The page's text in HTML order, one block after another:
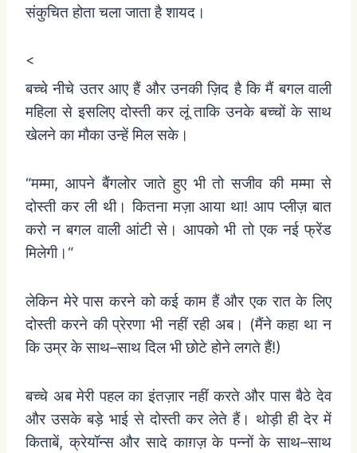
संकुचित होता चला जाता है शायद।
<
बच्चे नीचे उतर आए हैं और उनकी ज़िद है कि मैं बगल वाली
महिला से इसलिए दोस्ती कर लूं ताकि उनके बच्चों के साथ
खेलने का मौका उन्हें मिल सके।
“मम्मा, आपने बैंगलोर जाते हुए भी तो सजीव की मम्मा से
दोस्ती कर ली थी। कितना मज़ा आया था!आप प्लीज़ बात
करो न बगल वाली आंटी से। आपको भी तो एक नई फ्रेंड
मिलेगी। “
लेकिन मेरे पास करने को कई काम हैं और एक रात के लिए
दोस्ती करने की प्रेरणा भी नहीं रही अब। (मैंने कहा था न
कि उम्र के साथ–साथ दिल भी छोटे होने लगते हैं!)
बच्चे अब मेरी पहल का इंतज़ार नहीं करते और पास बैठे देव
और उसके बड़े भाई से दोस्ती कर लेते हैं। थोड़ी ही देर में
किताबें,क्रेयॉन्स और सादे काग़ज़ के पन्नों के साथ–साथ